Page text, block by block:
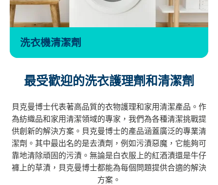
洗衣機清潔劑
最受歡迎的洗衣護理劑和清潔劑
貝克曼博士代表著高品質的衣物護理和家用清潔產品。作
為紡織品和家用清潔領域的專家，我們為各種清潔挑戰提
供創新的解決方案。貝克曼博士的產品涵蓋廣泛的專業清
潔劑。其中最出名的是去漬劑，例如污漬惡魔，它能夠可
靠地清除頑固的污漬。無論是白衣服上的紅酒漬還是牛仔
褲上的草漬，貝克曼博士都能為每個問題提供合適的解決
方案。